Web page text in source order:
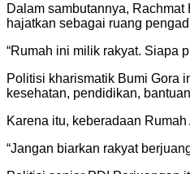
Dalam sambutannya,
hajatkan sebagai ruang
“Rumah ini milik rakyat. Siapa
Politisi kharismatik Bumi Gora
kesehatan, pendidikan,
Karena itu, keberadaan
“Jangan biarkan rakyat